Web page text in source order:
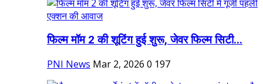
फिल्म मॉम 2 की शूटिंग हुई शुरू, जेवर फिल्म सिटी...
PNI News Mar 2, 2026 0 197